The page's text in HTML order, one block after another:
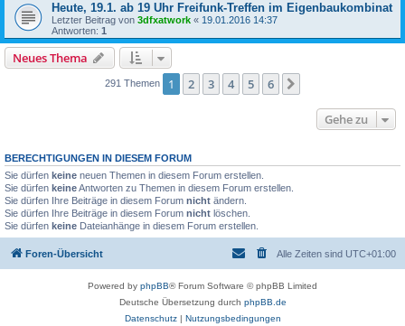
Heute, 19.1. ab 19 Uhr Freifunk-Treffen im Eigenbaukombinat
Letzter Beitrag von 3dfxatwork « 19.01.2016 14:37
Antworten: 1
Neues Thema
291 Themen 1 2 3 4 5 6
Gehe zu
BERECHTIGUNGEN IN DIESEM FORUM
Sie dürfen keine neuen Themen in diesem Forum erstellen.
Sie dürfen keineAntworten zu Themen in diesem Forum erstellen.
Sie dürfen Ihre Beiträge in diesem Forum nicht ändern.
Sie dürfen Ihre Beiträge in diesem Forum nicht löschen.
Sie dürfen keine Dateianhänge in diesem Forum erstellen.
Foren-Übersicht Alle Zeiten sind UTC+01:00
Powered by phpBB® Forum Software © phpBB Limited
Deutsche Übersetzung durch phpBB.de
Datenschutz| Nutzungsbedingungen